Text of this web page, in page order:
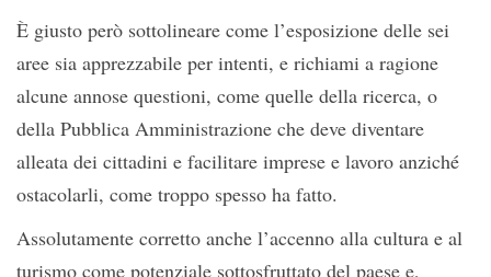
È giusto però sottolineare come l’esposizione delle sei
aree sia apprezzabile per intenti, e richiami a ragione
alcune annose questioni, come quelle della ricerca, o
della Pubblica Amministrazione che deve diventare
alleata dei cittadini e facilitare imprese e lavoro anziché
ostacolarli, come troppo spesso ha fatto.
Assolutamente corretto anche l’accenno alla cultura e al
turismo come potenziale sottosfruttato del paese e,